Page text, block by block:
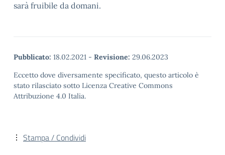
sarà fruibile da domani.
Pubblicato: 18.02.2021 - Revisione: 29.06.2023
Eccetto dove diversamente specificato, questo articolo è
stato rilasciato sotto Licenza Creative Commons
Attribuzione 4.0 Italia.
Stampa / Condividi